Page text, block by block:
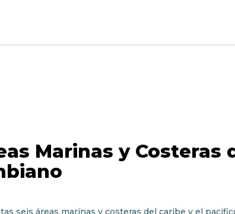
Marinas y Costeras
seis áreas marinas y costeras del caribe y el